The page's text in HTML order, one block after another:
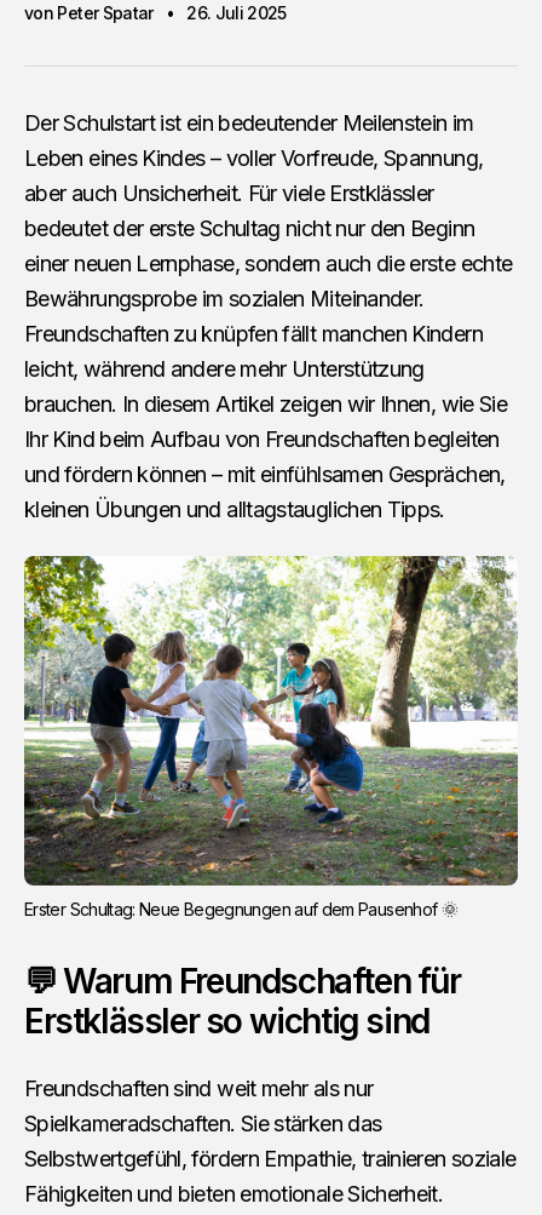
von Peter Spatar 26. Juli 2025
Der Schulstart ist ein bedeutender Meilenstein im
Leben eines Kindes – voller Vorfreude, Spannung,
aber auch Unsicherheit. Für viele Erstklässler
bedeutet der erste Schultag nicht nur den Beginn
einer neuen Lernphase, sondern auch die erste echte
Bewährungsprobe im sozialen Miteinander.
Freundschaften zu knüpfen fällt manchen Kindern
leicht, während andere mehr Unterstützung
brauchen. In diesem Artikel zeigen wir Ihnen, wie Sie
Ihr Kind beim Aufbau von Freundschaften begleiten
und fördern können – mit einfühlsamen Gesprächen,
kleinen Übungen und alltagstauglichen Tipps.
Erster Schultag: Neue Begegnungen auf dem Pausenhof 🌞
💬 Warum Freundschaften für
Erstklässler so wichtig sind
Freundschaften sind weit mehr als nur
Spielkameradschaften. Sie stärken das
Selbstwertgefühl, fördern Empathie, trainieren soziale
Fähigkeiten und bieten emotionale Sicherheit.